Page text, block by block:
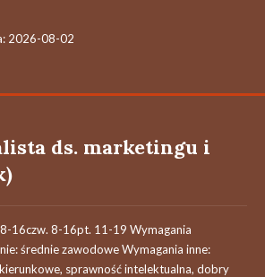
2026-08-02
ds. marketingu i
16czw. 8-16pt. 11-19 Wymagania
średnie zawodowe Wymagania inne:
sprawność intelektualna, dobry